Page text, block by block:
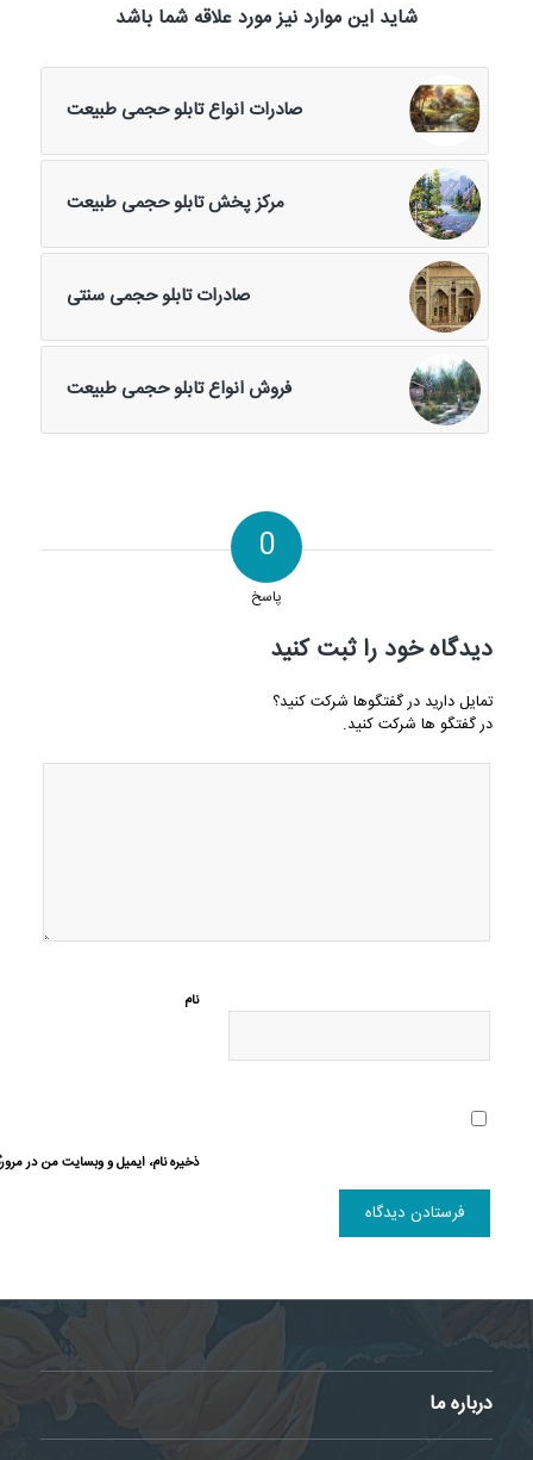
شاید این موارد نیز مورد علاقه شما باشد
صادرات انواع تابلو حجمی طبیعت
مرکز پخش تابلو حجمی طبیعت
صادرات تابلو حجمی سنتی
فروش انواع تابلو حجمی طبیعت
0
پاسخ
دیدگاه خود را ثبت کنید
تمایل دارید در گفتگوها شرکت کنید؟
در گفتگو ها شرکت کنید.
نام
ذخیره نام، ایمیل و وبسایت من در
درباره ما